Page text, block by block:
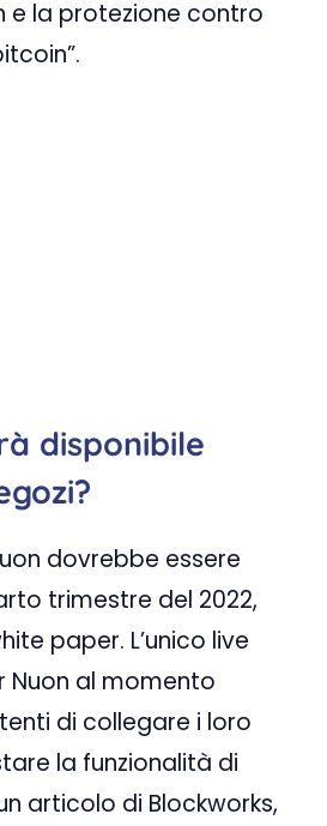
e la protezione contro
disponibile
dovrebbe essere
trimestre del 2022,
paper. L’unico live
al momento
di collegare i loro
la funzionalità di
articolo di Blockworks,